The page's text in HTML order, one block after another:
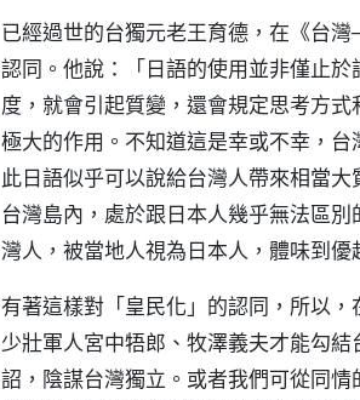
已經過世的台獨元老王育德，在《台
認同。他說：「日語的使用並非僅止
度，就會引起質變，還會規定思考方
極大的作用。不知道這是幸或不幸，
此日語似乎可以說給台灣人帶來相當
台灣島內，處於跟日本人幾乎無法區
灣人，被當地人視為日本人，體味到優
有著這樣對「皇民化」的認同，所以
少壯軍人宮中牾郎、牧澤義夫才能勾
詔，陰謀台灣獨立。或者我們可從同